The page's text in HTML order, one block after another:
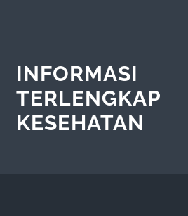
INFORMASI
TERLENGKAP
KESEHATAN